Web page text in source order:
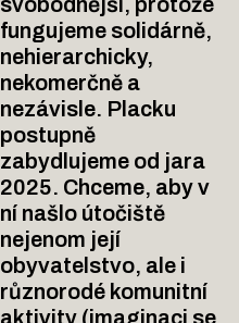
fungujeme solidárně,
nehierarchicky,
nekomerčně a
nezávisle. Placku
postupně
zabydlujeme od jara
2025. Chceme, aby v
ní našlo útočiště
nejenom její
obyvatelstvo, ale i
různorodé komunitní
aktivity (imaginaci se